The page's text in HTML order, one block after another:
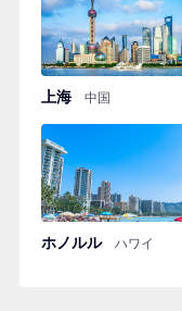
上海 中国
ホノルル ハワイ